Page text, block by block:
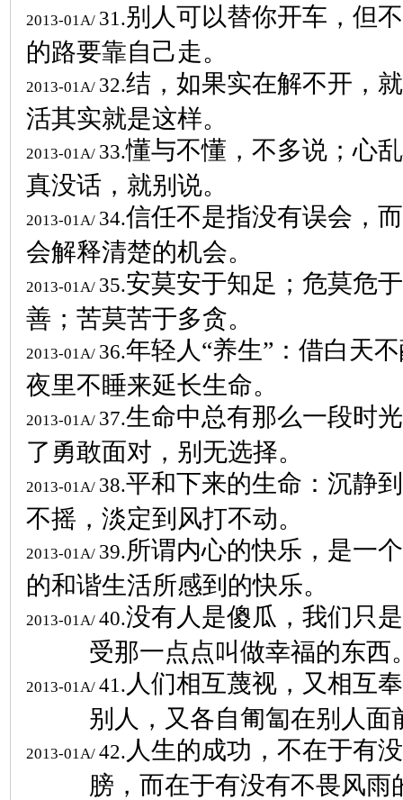
2013-01A/ 31.别人可以替你开车，但
的路要靠自己走。
2013-01A/ 32.结，如果实在解不开，
活其实就是这样。
2013-01A/ 33.懂与不懂，不多说；心
真没话，就别说。
2013-01A/ 34.信任不是指没有误会，
会解释清楚的机会。
2013-01A/ 35.安莫安于知足；危莫危
善；苦莫苦于多贪。
2013-01A/ 36.年轻人“养生”：借白天
夜里不睡来延长生命。
2013-01A/ 37.生命中总有那么一段时
了勇敢面对，别无选择。
2013-01A/ 38.平和下来的生命：沉静
不摇，淡定到风打不动。
2013-01A/ 39.所谓内心的快乐，是一
的和谐生活所感到的快乐。
2013-01A/ 40.没有人是傻瓜，我们只
受那一点点叫做幸福的东西
2013-01A/ 41. 人们相互蔑视，又相互
别人，又各自匍匐在别人面
2013-01A/ 42. 人生的成功，不在于有
膀，而在于有没有不畏风雨